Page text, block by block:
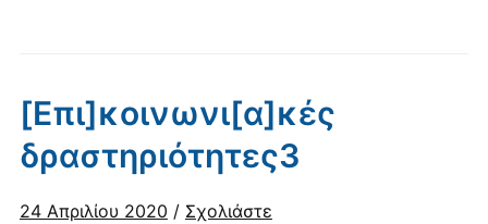
[Επι]κοινωνι[α]κές
δραστηριότητες3
24 Απριλίου 2020 / Σχολιάστε